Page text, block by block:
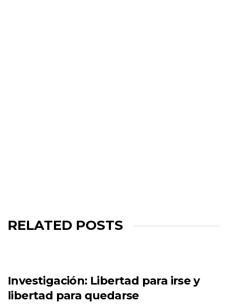
RELATED POSTS
Investigación: Libertad para irse y
libertad para quedarse